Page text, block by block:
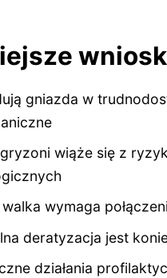
gniazda w
wiąże się z
wymaga
deratyzacja jest
działania